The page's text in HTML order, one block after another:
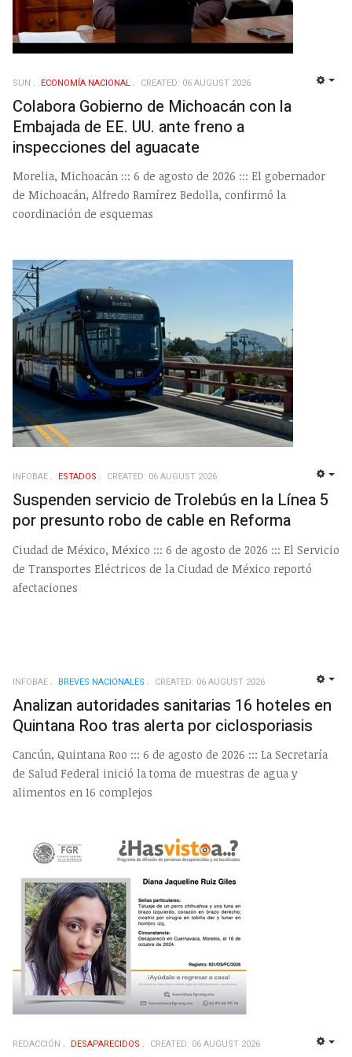
SUN ECONOMÍ­A NACIONAL CREATED: 06 AUGUST 2026
Colabora Gobierno de Michoacán con la
Embajada de EE. UU. ante freno a
inspecciones del aguacate
Morelia, Michoacán ::: 6 de agosto de 2026 ::: El gobernador
de Michoacán, Alfredo Ramírez Bedolla, confirmó la
coordinación de esquemas
INFOBAE ESTADOS CREATED: 06 AUGUST 2026
Suspenden servicio de Trolebús en la Línea 5
por presunto robo de cable en Reforma
Ciudad de México, México ::: 6 de agosto de 2026 ::: El Servicio
de Transportes Eléctricos de la Ciudad de México reportó
afectaciones
INFOBAE BREVES NACIONALES CREATED: 06 AUGUST 2026
Analizan autoridades sanitarias 16 hoteles en
Quintana Roo tras alerta por ciclosporiasis
Cancún, Quintana Roo ::: 6 de agosto de 2026 ::: La Secretaría
de Salud Federal inició la toma de muestras de agua y
alimentos en 16 complejos
REDACCIÓN DESAPARECIDOS CREATED: 06 AUGUST 2026